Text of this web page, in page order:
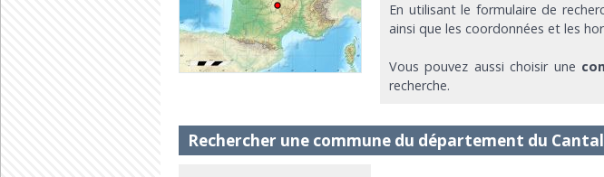
En utilisant le formulaire de
ainsi que les coordonnées et les
Vous pouvez aussi choisir une
recherche.
Rechercher une commune du département du Cantal